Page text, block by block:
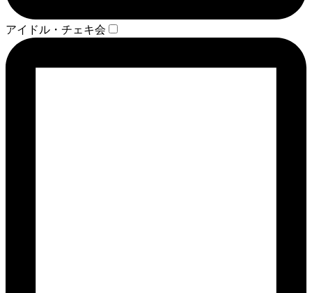
アイドル・チェキ会